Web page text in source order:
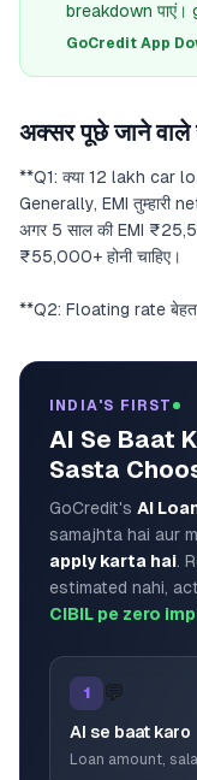
breakdown
GoCredit App
अक्सर पूछे जाने
**Q1: क्या 12 lakh car
Generally, EMI तुम्हारी
अगर 5 साल की EMI
₹55,000+ होनी चाहिए।
**Q2: Floating rate
INDIA'S FIRST
AI Se Baat
Sasta
GoCredit's AI
samajhta hai aur
apply karta hai.
estimated nahi,
CIBIL pe zero
1 💬
AI se baat karo
Loan amount,